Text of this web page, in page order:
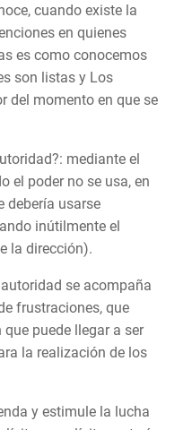
cuando existe la
en quienes
es como conocemos
son listas y Los
del momento en que se
mediante el
el poder no se usa, en
debería usarse
inútilmente el
la dirección).
se acompaña
frustraciones, que
puede llegar a ser
la realización de los
y estimule la lucha